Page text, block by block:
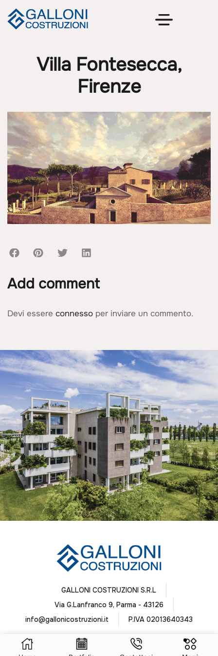
Villa Fontesecca,
Firenze
Add comment
Devi essere connesso per inviare un commento.
GALLONI COSTRUZIONI S.R.L
Via G.Lanfranco 9, Parma - 43126
info@gallonicostruzioni.it
P.IVA 02013640343